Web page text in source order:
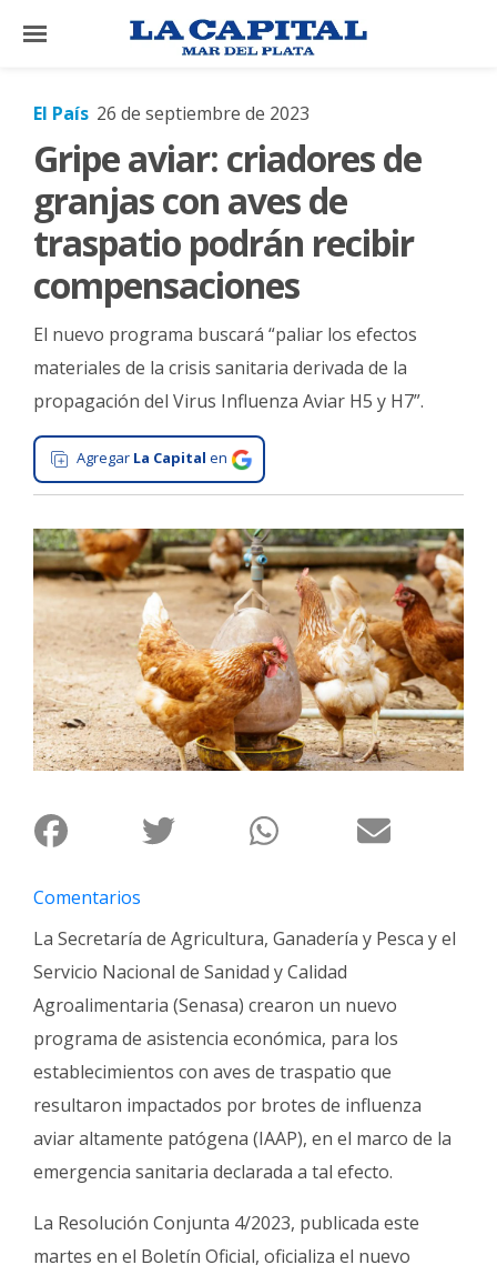
×
El
El
Mundo
La
Cultura
Tecnología
Gastronomía
Salud
Interés
General
La
Ciudad
Deportes
Arte
y
Espectáculos
Cartelera
de
Clasificados
Fúnebres
El País 26 de septiembre de 2023
Gripe aviar: criadores de
granjas con aves de
traspatio podrán recibir
compensaciones
El nuevo programa buscará “paliar los efectos
materiales de la crisis sanitaria derivada de la
propagación del Virus Influenza Aviar H5 y H7”.
Agregar La Capital en
Comentarios
La Secretaría de Agricultura, Ganadería y Pesca y el
Servicio Nacional de Sanidad y Calidad
Agroalimentaria (Senasa) crearon un nuevo
programa de asistencia económica, para los
establecimientos con aves de traspatio que
resultaron impactados por brotes de influenza
aviar altamente patógena (IAAP), en el marco de la
emergencia sanitaria declarada a tal efecto.
La Resolución Conjunta 4/2023, publicada este
martes en el Boletín Oficial, oficializa el nuevo